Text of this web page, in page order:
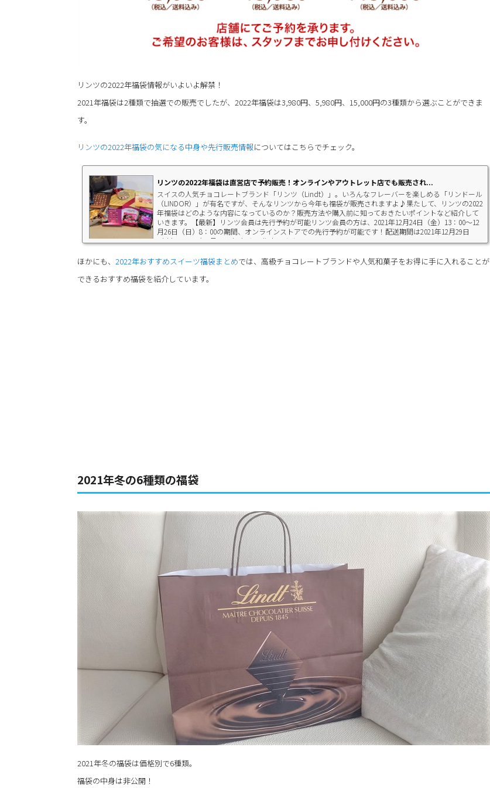
リンツの2022年福袋情報がいよいよ解禁！
2021年福袋は2種類で抽選での販売でしたが、2022年福袋は3,980円、5,980円、15,000円の3種類から選ぶことができま
す。
リンツの2022年福袋の気になる中身や先行販売情報についてはこちらでチェック。
リンツの2022年福袋は直営店で予約販売！オンラインやアウトレット店でも販売され...
スイスの人気チョコレートブランド「リンツ（Lindt）」。いろんなフレーバーを楽しめる「リンドール
（LINDOR）」が有名ですが、そんなリンツから今年も福袋が販売されますよ♪果たして、リンツの2022
年福袋はどのような内容になっているのか？販売方法や購入前に知っておきたいポイントなど紹介して
いきます。【最新】リンツ会員は先行予約が可能リンツ会員の方は、2021年12月24日（金）13：00～12
月26日（日）8：00の期間、オンラインストアでの先行予約が可能です！配送期間は2021年12月29日
（水）～2022年1月2日（日）から指定できま...
ほかにも、 2022年おすすめスイーツ福袋まとめでは、高級チョコレートブランドや人気和菓子をお得に手に入れることが
できるおすすめ福袋を紹介しています。
2021年冬の6種類の福袋
2021年冬の福袋は価格別で6種類。
福袋の中身は非公開！